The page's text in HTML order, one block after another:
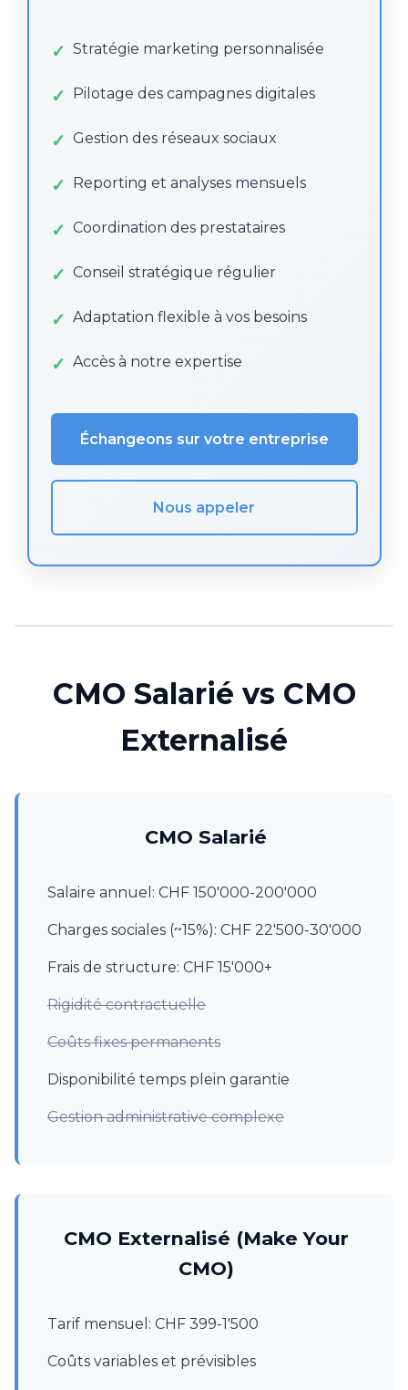
Stratégie marketing personnalisée
Pilotage des campagnes digitales
Gestion des réseaux sociaux
Reporting et analyses mensuels
Coordination des prestataires
Conseil stratégique régulier
Adaptation flexible à vos besoins
Accès à notre expertise
Échangeons sur votre entreprise
Nous appeler
CMO Salarié vs CMO
Externalisé
CMO Salarié
Salaire annuel: CHF 150'000-200'000
Charges sociales (~15%): CHF 22'500-30'000
Frais de structure: CHF 15'000+
Rigidité contractuelle
Coûts fixes permanents
Disponibilité temps plein garantie
Gestion administrative complexe
CMO Externalisé (Make Your
CMO)
Tarif mensuel: CHF 399-1'500
Coûts variables et prévisibles